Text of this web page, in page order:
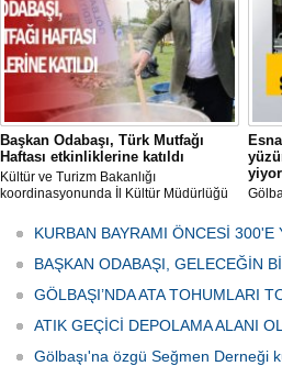
Başkan Odabaşı, Türk Mutfağı
Haftası etkinliklerine katıldı
Kültür ve Turizm Bakanlığı
koordinasyonunda İl Kültür Müdürlüğü
Haftası" etkinlikleri Ankara'da devam
ediyor.
KURBAN BAYRAMI ÖNCESİ
BAŞKAN ODABAŞI, GELECEĞİN
GÖLBAŞI’NDA ATA TOHUMLARI
ATIK GEÇİCİ DEPOLAMA ALANI
Gölbaşı'na özgü Seğmen Derneği